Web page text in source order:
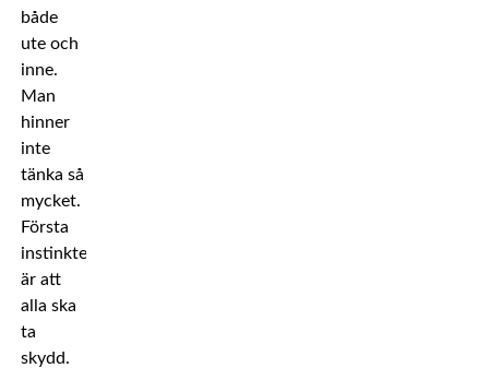
både
ute och
inne.
Man
hinner
inte
tänka så
mycket.
Första
instinkten
är att
alla ska
ta
skydd.